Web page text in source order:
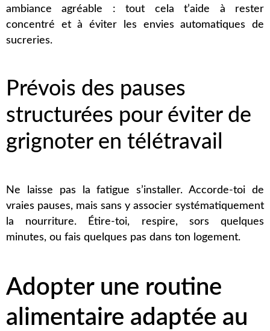
ambiance agréable : tout cela t’aide à rester
concentré et à éviter les envies automatiques de
sucreries.
Prévois des pauses
structurées pour éviter de
grignoter en télétravail
Ne laisse pas la fatigue s’installer. Accorde-toi de
vraies pauses, mais sans y associer systématiquement
la nourriture. Étire-toi, respire, sors quelques
minutes, ou fais quelques pas dans ton logement.
Adopter une routine
alimentaire adaptée au